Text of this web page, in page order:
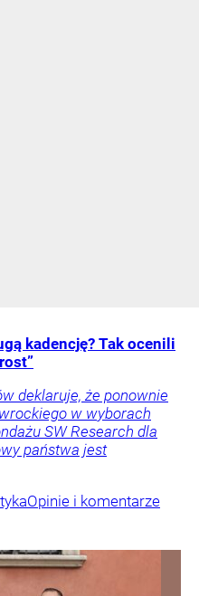
kadencję? Tak ocenili
deklaruje, że ponownie
w wyborach
SW Research dla
państwa jest
Opinie i komentarze